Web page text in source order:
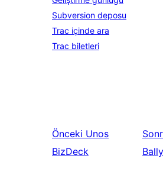
Subversion deposu
Trac içinde ara
Trac biletleri
Önceki Unos
BizDeck